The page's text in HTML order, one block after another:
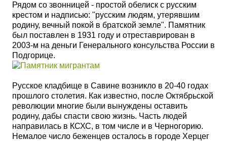
Рядом со звонницей - простой обелиск с русским
крестом и надписью: "русским людям, утерявшим
родину, вечный покой в братской земле". Памятник
был поставлен в 1931 году и отреставрирован в
2003-м на деньги Генерального консульства России в
Подгорице.
Русское кладбище в Савине возникло в 20-40 годах
прошлого столетия. Как известно, после Октябрьской
революции многие были вынуждены оставить
родину, дабы спасти свою жизнь. Часть людей
направилась в КСХС, в том числе и в Черногорию.
Немалое число беженцев осталось в городе Херцег